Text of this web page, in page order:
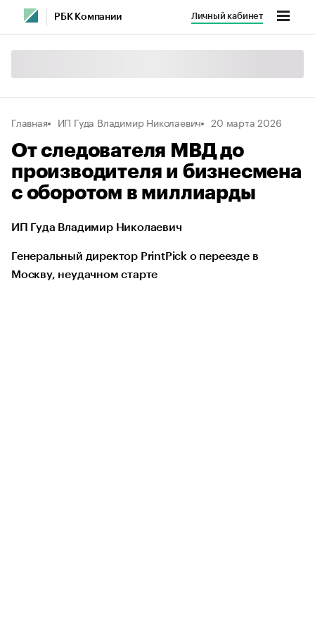
РБК Компании Личный кабинет
Главная ИП Гуда Владимир Николаевич 20 марта 2026
От следователя МВД до
производителя и бизнесмена
с оборотом в миллиарды
ИП Гуда Владимир Николаевич
Генеральный директор PrintPick о переезде в
Москву, неудачном старте